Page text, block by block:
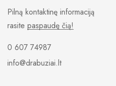
Pilną kontaktinę informaciją
rasite paspaudę čią!
0 607 74987
info@drabuziai.lt